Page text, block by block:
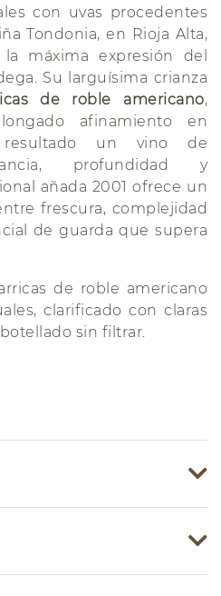
con uvas procedentes
Tondonia, en Rioja Alta,
máxima expresión del
Su larguísima crianza
de roble americano,
afinamiento en
un vino de
profundidad y
añada 2001 ofrece un
frescura, complejidad
de guarda que supera
de roble americano
clarificado con claras
sin filtrar.